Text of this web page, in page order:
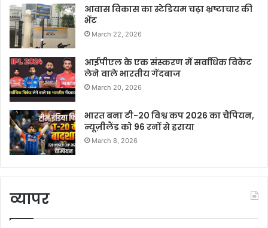
आवास विकास का स्टेडियम चढ़ा भ्रष्टाचार की
भेंट
March 22, 2026
आईपीएल के एक संस्करण में सर्वाधिक विकेट
लेने वाले भारतीय गेंदबाज
March 20, 2026
भारत बना टी-20 विश्व कप 2026 का चैंपियन,
न्यूज़ीलैंड को 96 रनों से हराया
March 8, 2026
व्यापर